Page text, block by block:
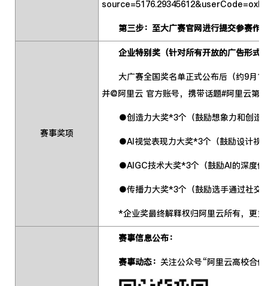
第三步：至大广赛官网进行提交参赛作
赛事奖项
企业特别奖（针对所有开放的广告形式
大广赛全国奖名单正式公布后（约9月10
并@阿里云 官方账号，携带话题#阿里云第
●创造力大奖*3个（鼓励想象力和创造
●AI视觉表现力大奖*3个（鼓励设计视觉
●AIGC技术大奖*3个（鼓励AI的深度使
●传播力大奖*3个（鼓励选手通过社交
*企业奖最终解释权归阿里云所有，更多
赛事信息公布：
赛事动态： 关注公众号“阿里云高校合作